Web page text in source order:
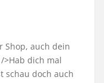
Shop, auch dein
>Hab dich mal
schau doch auch